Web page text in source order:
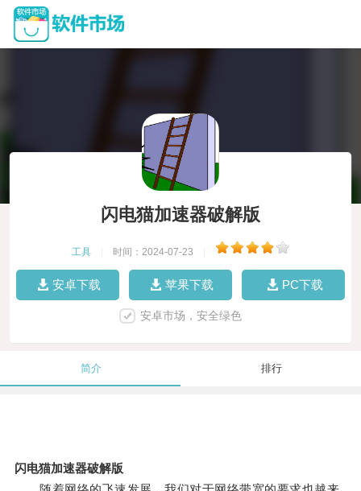
闪电猫加速器破解版
工具 时间：2024-07-23
安卓下载 苹果下载 PC下载
安卓市场，安全绿色
简介 排行
闪电猫加速器破解版